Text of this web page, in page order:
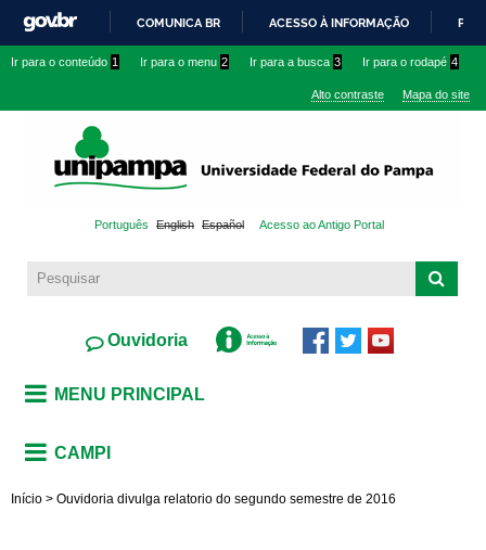
conteúdo
IR
O
COMUNICA BR ACESSO À INFORMAÇÃO
Ir para o conteúdo 1 Ir para o menu 2 Ir para a busca 3 Ir para o rodapé 4
Alto contraste Mapa do site
Português English Español Acesso ao Antigo Portal
Ouvidoria
MENU PRINCIPAL
CAMPI
Início > Ouvidoria divulga relatorio do segundo semestre de 2016